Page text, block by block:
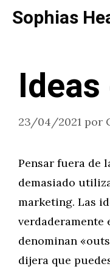
SaltarSophias
23/04/2021 por
Pensar fuera de
demasiado
marketing. Las
verdaderamente
denominan
dijera que